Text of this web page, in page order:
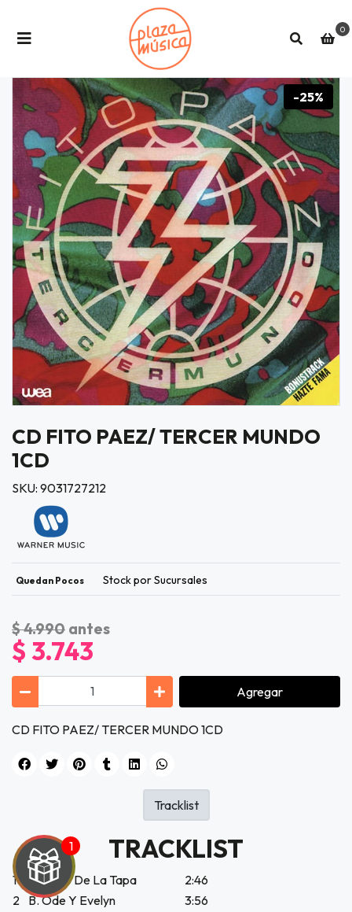
0
-25%
CD FITO PAEZ/ TERCER MUNDO
1CD
SKU: 9031727212
Quedan Pocos Stock por Sucursales
$ 4.990 antes
$ 3.743
Agregar
CD FITO PAEZ/ TERCER MUNDO 1CD
TRACKLIST
1 El Chico De La Tapa
2:46
2 B. Ode Y Evelyn
3:56
Tracklist